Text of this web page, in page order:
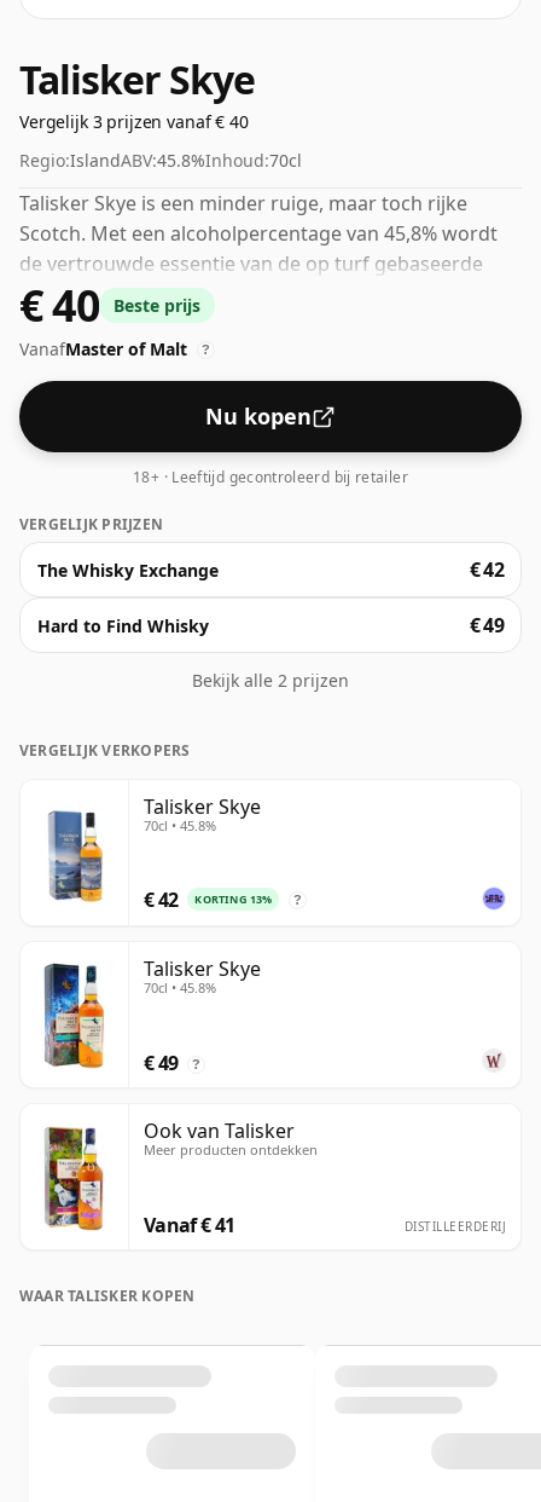
Talisker Skye
Vergelijk 3 prijzen vanaf € 40
Regio:IslandABV:45.8%Inhoud:70cl
Talisker Skye is een minder ruige, maar toch rijke
Scotch. Met een alcoholpercentage van 45,8% wordt
de vertrouwde essentie van de op turf gebaseerde
rook van Talisker gecombineerd met de zoete
specerijen van zwarte peper. De aanwezigheid van
steenfruit, zoals sinaasappel, appel en peer, geeft een
toegankelijke draai aan het traditioneel robuuste
karakter van Talisker. Deze whisky is zoet en toch
hartig, verzacht maar zeker niet verlegen.
€ 40
Beste prijs
VanafMaster of Malt ?
Nu kopen
18+ · Leeftijd gecontroleerd bij retailer
VERGELIJK PRIJZEN
The Whisky Exchange € 42
Hard to Find Whisky € 49
Bekijk alle 2 prijzen
VERGELIJK VERKOPERS
Talisker Skye
70cl • 45.8%
€ 42 KORTING 13% ?
Talisker Skye
70cl • 45.8%
€ 49 ?
Ook van Talisker
Meer producten ontdekken
Vanaf € 41 DISTILLEERDERIJ
WAAR TALISKER KOPEN